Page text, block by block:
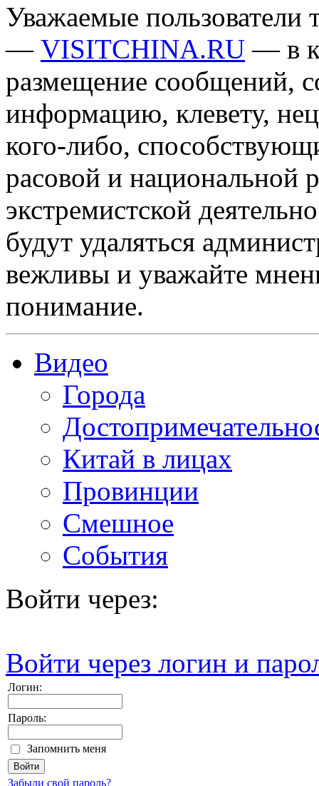
Уважаемые пользователи
— VISITCHINA.RU — в
размещение сообщений,
информацию, клевету,
кого-либо,
расовой и национальной
экстремистской
будут удаляться
вежливы и уважайте
понимание.
Видео
Города
Китай в лицах
Провинции
Смешное
События
Войти через:
Войти через логин и
Логин:
Пароль:
Запомнить меня
Забыли свой пароль?